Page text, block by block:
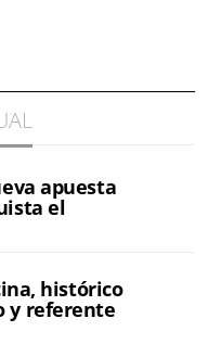
apuesta
el
histórico
y referente